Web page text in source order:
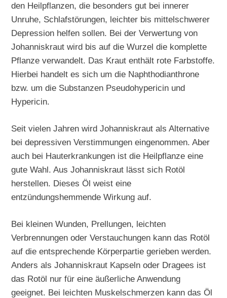
den Heilpflanzen, die besonders gut bei innerer
Unruhe, Schlafstörungen, leichter bis mittelschwerer
Depression helfen sollen. Bei der Verwertung von
Johanniskraut wird bis auf die Wurzel die komplette
Pflanze verwandelt. Das Kraut enthält rote Farbstoffe.
Hierbei handelt es sich um die Naphthodianthrone
bzw. um die Substanzen Pseudohypericin und
Hypericin.
Seit vielen Jahren wird Johanniskraut als Alternative
bei depressiven Verstimmungen eingenommen. Aber
auch bei Hauterkrankungen ist die Heilpflanze eine
gute Wahl. Aus Johanniskraut lässt sich Rotöl
herstellen. Dieses Öl weist eine
entzündungshemmende Wirkung auf.
Bei kleinen Wunden, Prellungen, leichten
Verbrennungen oder Verstauchungen kann das Rotöl
auf die entsprechende Körperpartie gerieben werden.
Anders als Johanniskraut Kapseln oder Dragees ist
das Rotöl nur für eine äußerliche Anwendung
geeignet. Bei leichten Muskelschmerzen kann das Öl